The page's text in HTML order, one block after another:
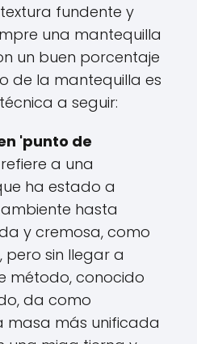
fundente y
una mantequilla
un buen porcentaje
de la mantequilla es
a seguir:
'punto de
a una
ha estado a
hasta
y cremosa, como
sin llegar a
método, conocido
da como
masa más unificada